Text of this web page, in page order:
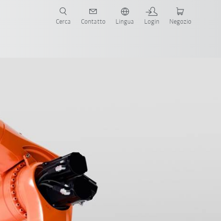
Cerca Contatto Lingua Login Negozio